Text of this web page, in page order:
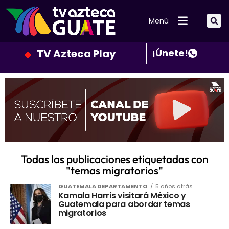
Menú
TV Azteca Play ¡Únete!
Todas las publicaciones etiquetadas con
"temas migratorios"
GUATEMALA DEPARTAMENTO 5 años atrás
Kamala Harris visitará México y
Guatemala para abordar temas
migratorios